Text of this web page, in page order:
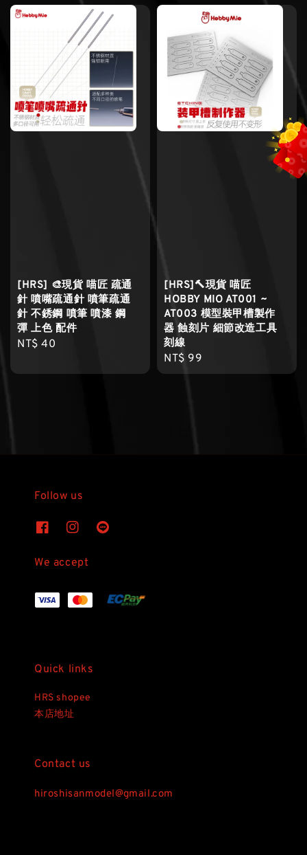
[HRS] 🎨現貨 喵匠 疏通
針 噴嘴疏通針 噴筆疏通
針 不銹鋼 噴筆 噴漆 鋼
彈 上色 配件
Regular
NT$ 40
[HRS]🔨現貨 喵匠
HOBBY MIO AT001 ~
AT003 模型裝甲槽製作
器 蝕刻片 細節改造工具
刻線
Regular
price
NT$ 99
Follow us
We accept
Quick links
HRS shopee
本店地址
Contact us
hiroshisanmodel@gmail.com